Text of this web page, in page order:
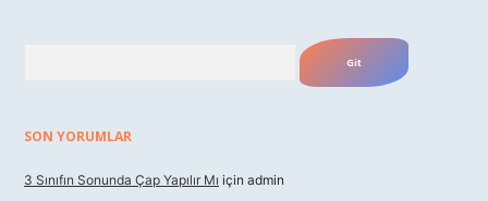
SON YORUMLAR
3 Sınıfın Sonunda Çap Yapılır Mı için admin